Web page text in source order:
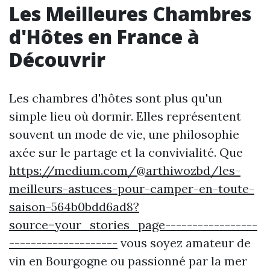
Les Meilleures Chambres
d'Hôtes en France à
Découvrir
Les chambres d'hôtes sont plus qu'un
simple lieu où dormir. Elles représentent
souvent un mode de vie, une philosophie
axée sur le partage et la convivialité. Que
https://medium.com/@arthiwozbd/les-
meilleurs-astuces-pour-camper-en-toute-
saison-564b0bdd6ad8?
source=your_stories_page-----------------
-------------------- vous soyez amateur de
vin en Bourgogne ou passionné par la mer